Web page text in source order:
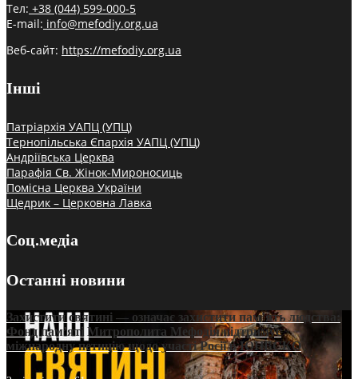
Тел: +38 (044) 599-000-5
E-mail: info@mefodiy.org.ua
Веб-сайт: https://mefodiy.org.ua
Інші
Патріархія УАПЦ (УПЦ)
Тернопільська Єпархія УАПЦ (УПЦ)
Андріївська Церква
Парафія Св. Жінок-Мироносиць
Помісна Церква України
Щедрик – Церковна Лавка
Соц.медіа
Останні новини
Захистити святині — означає захистити пам’ять людства:
Фонд пам’яті Митрополита Мефодія підтримує
міжнародну петицію щодо участі Росії в ЮНЕСКО